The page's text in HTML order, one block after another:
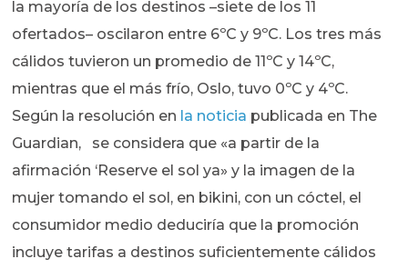
la mayoría de los destinos –siete de los 11
ofertados– oscilaron entre 6ºC y 9ºC. Los tres más
cálidos tuvieron un promedio de 11ºC y 14ºC,
mientras que el más frío, Oslo, tuvo 0ºC y 4ºC.
Según la resolución en la noticia publicada en The
Guardian, se considera que «a partir de la
afirmación ‘Reserve el sol ya» y la imagen de la
mujer tomando el sol, en bikini, con un cóctel, el
consumidor medio deduciría que la promoción
incluye tarifas a destinos suficientemente cálidos